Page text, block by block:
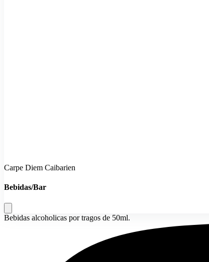
Carpe Diem Caibarien
Bebidas/Bar
Bebidas alcoholicas por tragos de 50ml.